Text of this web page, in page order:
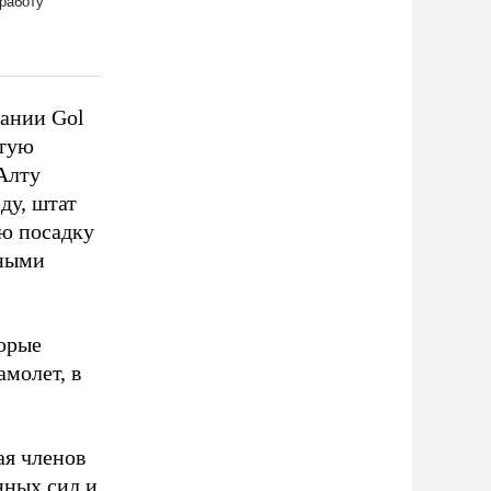
Gol
штат
посадку
в
членов
сил и